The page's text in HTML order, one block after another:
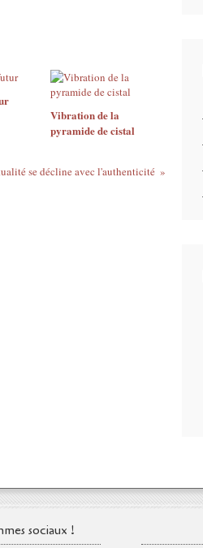
Vibration de la
pyramide de cistal
se décline avec l'authenticité
sociaux !